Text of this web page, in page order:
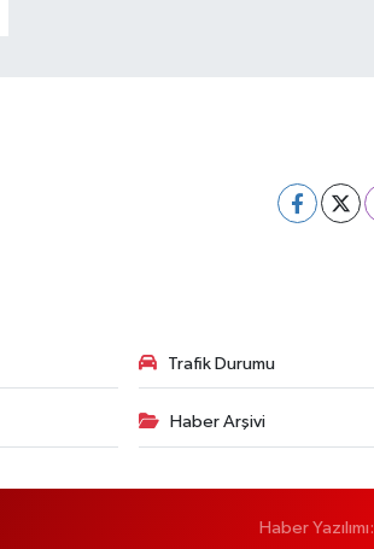
Trafik Durumu
Haber Arşivi
Haber Yazılımı: